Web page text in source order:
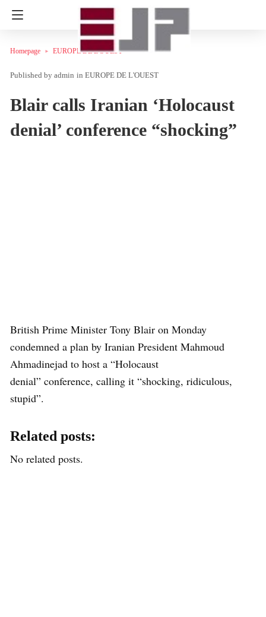
Homepage EUROPE DE L'OUEST
admin in EUROPE DE L'OUEST
Blair calls Iranian ‘Holocaust
denial’ conference “shocking”
British Prime Minister Tony Blair on Monday
condemned a plan by Iranian President Mahmoud
Ahmadinejad to host a “Holocaust
denial” conference, calling it “shocking, ridiculous,
stupid”.
Related posts:
No related posts.